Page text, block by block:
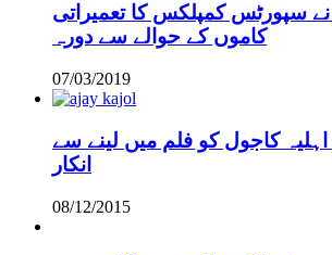
نے سپورٹس کمپلکس کا تعمیراتی
کاموں کے حوالے سے دورہ
07/03/2019
اہلیہ کاجول کو فلم میں لینے سے
انکار
08/12/2015